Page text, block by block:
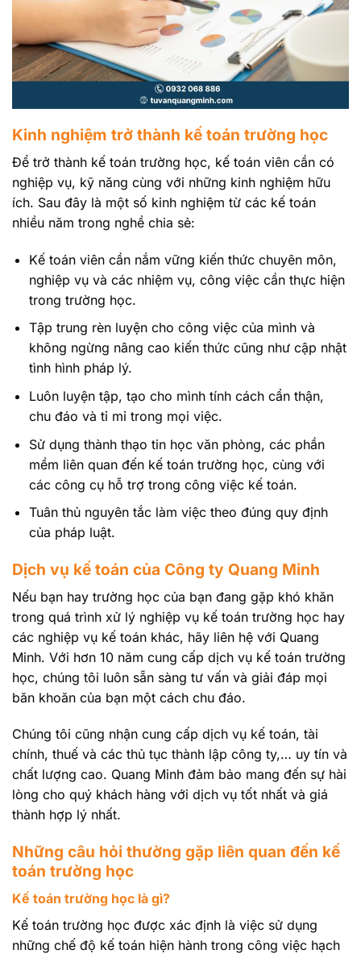
Kinh nghiệm trở thành kế toán trường học
Để trở thành kế toán trường học, kế toán viên cần có
nghiệp vụ, kỹ năng cùng với những kinh nghiệm hữu
ích. Sau đây là một số kinh nghiệm từ các kế toán
nhiều năm trong nghề chia sẻ:
Kế toán viên cần nắm vững kiến thức chuyên môn,
nghiệp vụ và các nhiệm vụ, công việc cần thực hiện
trong trường học.
Tập trung rèn luyện cho công việc của mình và
không ngừng nâng cao kiến thức cũng như cập nhật
tình hình pháp lý.
Luôn luyện tập, tạo cho mình tính cách cẩn thận,
chu đáo và tỉ mỉ trong mọi việc.
Sử dụng thành thạo tin học văn phòng, các phần
mềm liên quan đến kế toán trường học, cùng với
các công cụ hỗ trợ trong công việc kế toán.
Tuân thủ nguyên tắc làm việc theo đúng quy định
của pháp luật.
Dịch vụ kế toán của Công ty Quang Minh
Nếu bạn hay trường học của bạn đang gặp khó khăn
trong quá trình xử lý nghiệp vụ kế toán trường học hay
các nghiệp vụ kế toán khác, hãy liên hệ với Quang
Minh. Với hơn 10 năm cung cấp dịch vụ kế toán trường
học, chúng tôi luôn sẵn sàng tư vấn và giải đáp mọi
băn khoăn của bạn một cách chu đáo.
Chúng tôi cũng nhận cung cấp dịch vụ kế toán, tài
chính, thuế và các thủ tục thành lập công ty,… uy tín và
chất lượng cao. Quang Minh đảm bảo mang đến sự hài
lòng cho quý khách hàng với dịch vụ tốt nhất và giá
thành hợp lý nhất.
Những câu hỏi thường gặp liên quan đến kế
toán trường học
Kế toán trường học là gì?
Kế toán trường học được xác định là việc sử dụng
những chế độ kế toán hiện hành trong công việc hạch